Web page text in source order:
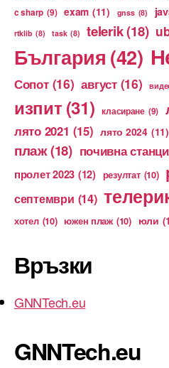
c sharp (9) exam (11) gnss (8)
rtklib (8) task (8) telerik(18)
България (42)
Сопот (16) август (16)
изпит (31) класиране (9)
лято 2021 (15) лято 2024 (11)
плаж(18) почивна
пролет 2023 (12) резултат (10)
септември (14)
хотел (10) южен плаж (10) юли
Връзки
GNNTech.eu
GNNTech.eu